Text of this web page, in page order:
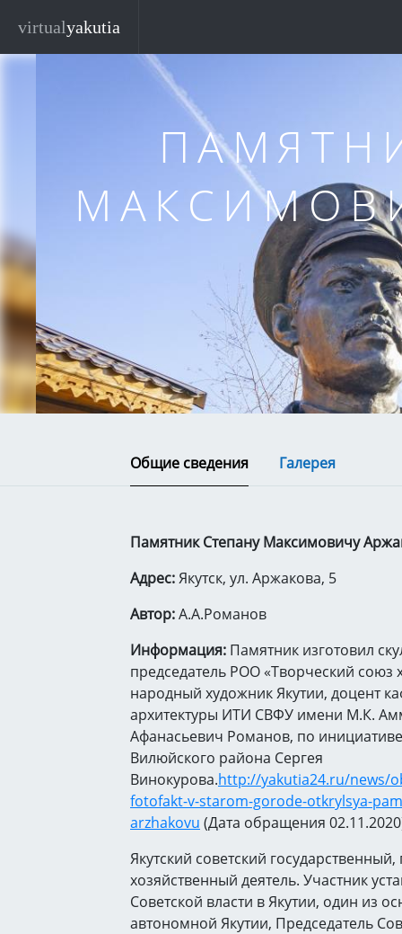
virtualyakutia
Общие сведения Галерея
Памятник Степану Максимовичу
Адрес:Якутск, ул. Аржакова, 5
Автор:А.А.Романов
Информация: Памятник изготовил
председатель РОО «Творческий союз
народный художник Якутии, доцент
архитектуры ИТИ СВФУ имени М.К.
Афанасьевич Романов, по
Вилюйского района Сергея
Винокурова.http://yakutia24.ru/news/
fotofakt-v-starom-gorode-otkrylsya-
arzhakovu (Дата обращения
Якутский советский
хозяйственный деятель. Участник
Советской власти в Якутии, один из
автономной Якутии, Председатель